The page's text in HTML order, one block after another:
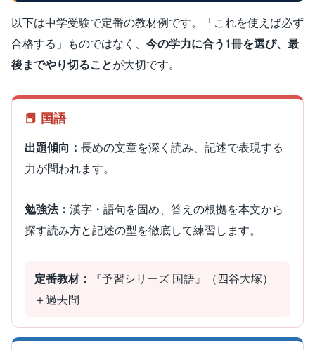
以下は中学受験で定番の教材例です。「これを使えば必ず
合格する」ものではなく、 今の学力に合う1冊を選び、最
後までやり切ることが大切です。
📕 国語
出題傾向： 長めの文章を深く読み、記述で表現する
力が問われます。
勉強法： 漢字・語句を固め、答えの根拠を本文から
探す読み方と記述の型を徹底して練習します。
定番教材：
『予習シリーズ 国語』（四谷大塚）
＋過去問